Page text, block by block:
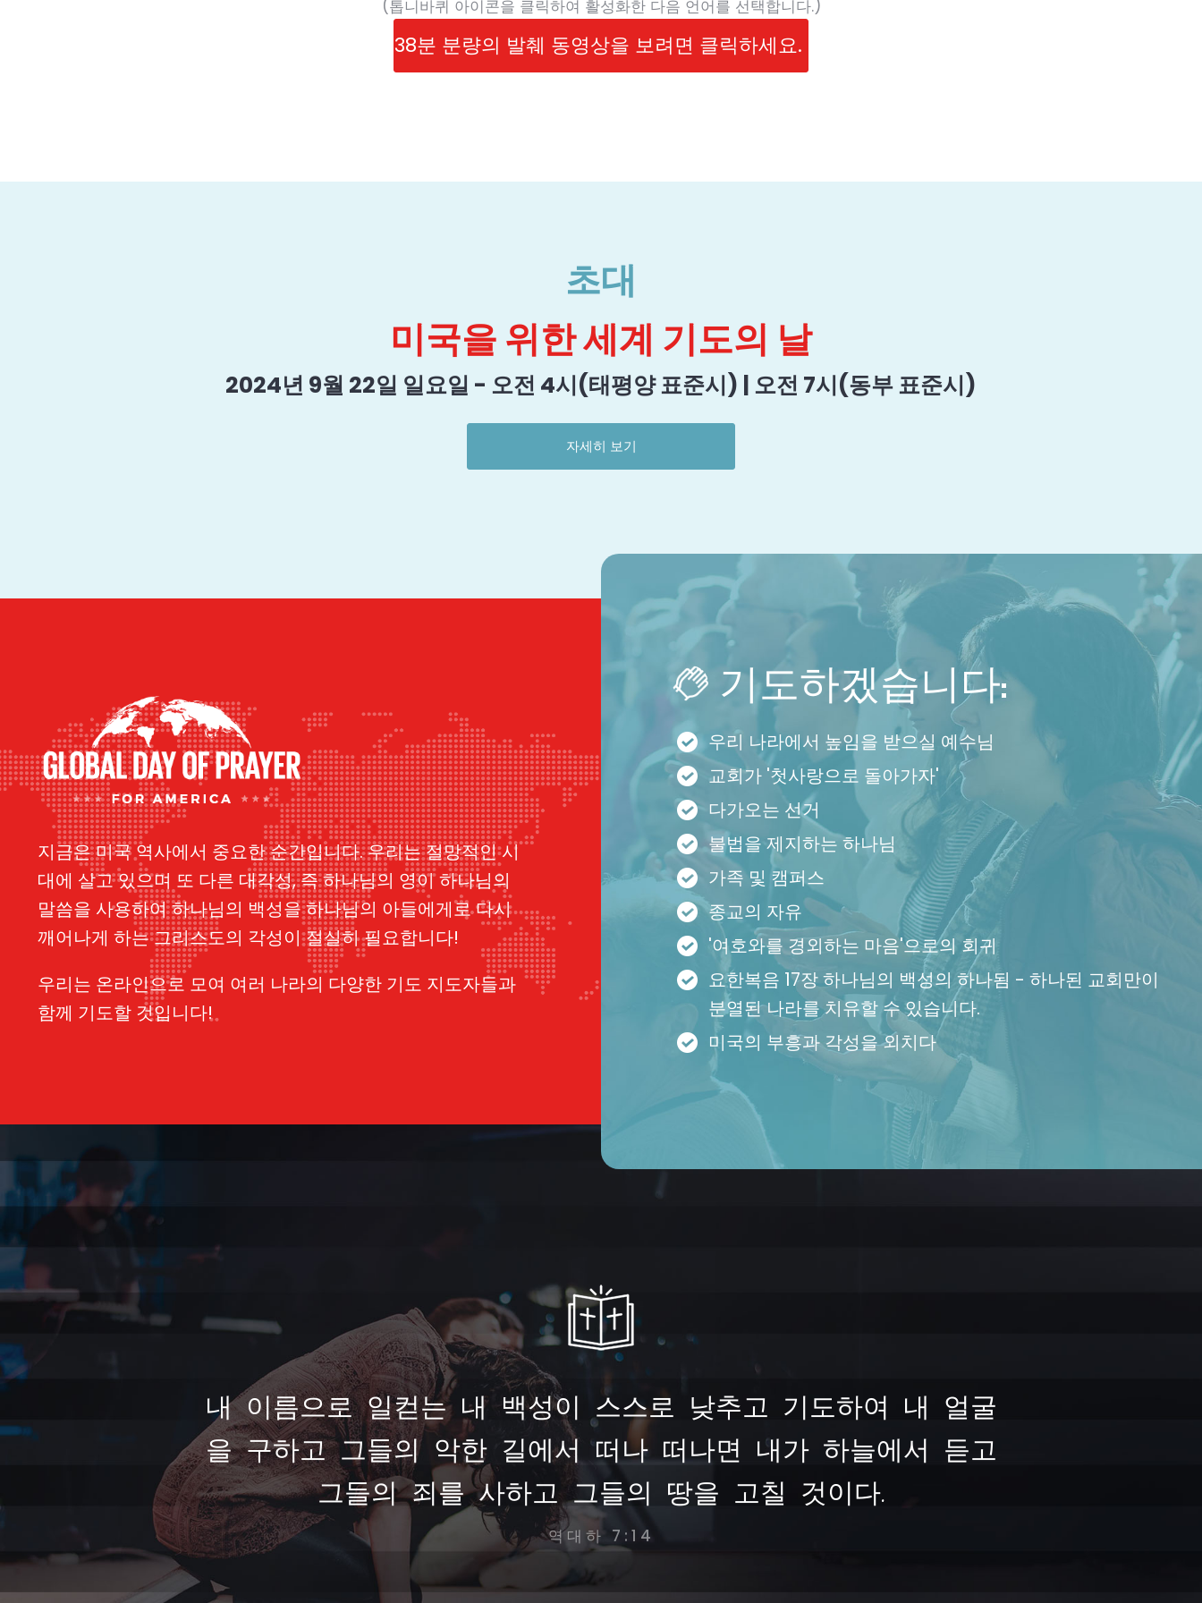
(톱니바퀴 아이콘을 클릭하여 활성화한 다음 언어를 선택합니다.)
38분 분량의 발췌 동영상을 보려면 클릭하세요.
초대
미국을 위한 세계 기도의 날
2024년 9월 22일 일요일 - 오전 4시(태평양 표준시) | 오전 7시(동부 표준시)
자세히 보기
지금은 미국 역사에서 중요한 순간입니다. 우리는 절망적인 시
대에 살고 있으며 또 다른 대각성, 즉 하나님의 영이 하나님의
말씀을 사용하여 하나님의 백성을 하나님의 아들에게로 다시
깨어나게 하는 그리스도의 각성이 절실히 필요합니다!
우리는 온라인으로 모여 여러 나라의 다양한 기도 지도자들과
함께 기도할 것입니다!
기도하겠습니다:
우리 나라에서 높임을 받으실 예수님
교회가 '첫사랑으로 돌아가자'
다가오는 선거
불법을 제지하는 하나님
가족 및 캠퍼스
종교의 자유
'여호와를 경외하는 마음'으로의 회귀
요한복음 17장 하나님의 백성의 하나됨 - 하나된 교회만이
분열된 나라를 치유할 수 있습니다.
미국의 부흥과 각성을 외치다
내 이름으로 일컫는 내 백성이 스스로 낮추고 기도하여 내 얼굴
을 구하고 그들의 악한 길에서 떠나 떠나면 내가 하늘에서 듣고
그들의 죄를 사하고 그들의 땅을 고칠 것이다.
역대하 7:14